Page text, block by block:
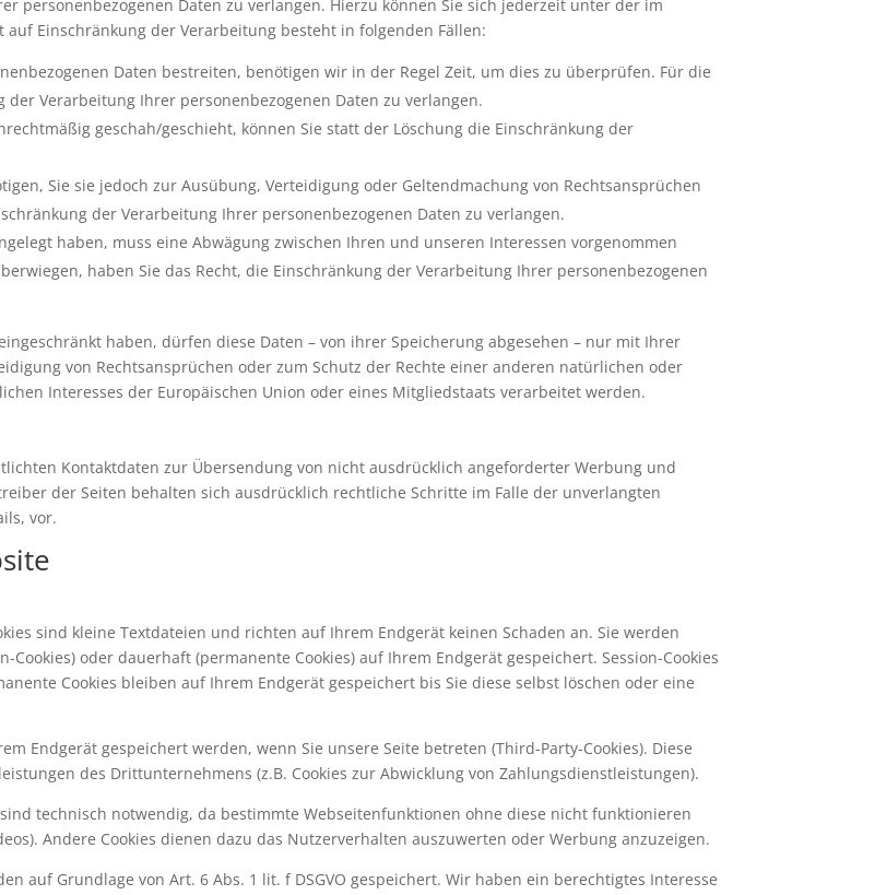
personenbezogenen Daten zu verlangen. Hierzu können Sie sich jederzeit unter der im
Einschränkung der Verarbeitung besteht in folgenden Fällen:
Daten bestreiten, benötigen wir in der Regel Zeit, um dies zu überprüfen. Für die
Verarbeitung Ihrer personenbezogenen Daten zu verlangen.
geschah/geschieht, können Sie statt der Löschung die Einschränkung der
Sie sie jedoch zur Ausübung, Verteidigung oder Geltendmachung von Rechtsansprüchen
der Verarbeitung Ihrer personenbezogenen Daten zu verlangen.
haben, muss eine Abwägung zwischen Ihren und unseren Interessen vorgenommen
haben Sie das Recht, die Einschränkung der Verarbeitung Ihrer personenbezogenen
haben, dürfen diese Daten – von ihrer Speicherung abgesehen – nur mit Ihrer
von Rechtsansprüchen oder zum Schutz der Rechte einer anderen natürlichen oder
Interesses der Europäischen Union oder eines Mitgliedstaats verarbeitet werden.
Kontaktdaten zur Übersendung von nicht ausdrücklich angeforderter Werbung und
der Seiten behalten sich ausdrücklich rechtliche Schritte im Falle der unverlangten
vor.
sind kleine Textdateien und richten auf Ihrem Endgerät keinen Schaden an. Sie werden
oder dauerhaft (permanente Cookies) auf Ihrem Endgerät gespeichert. Session-Cookies
Cookies bleiben auf Ihrem Endgerät gespeichert bis Sie diese selbst löschen oder eine
Endgerät gespeichert werden, wenn Sie unsere Seite betreten (Third-Party-Cookies). Diese
des Drittunternehmens (z.B. Cookies zur Abwicklung von Zahlungsdienstleistungen).
technisch notwendig, da bestimmte Webseitenfunktionen ohne diese nicht funktionieren
Andere Cookies dienen dazu das Nutzerverhalten auszuwerten oder Werbung anzuzeigen.
auf Grundlage von Art. 6 Abs. 1 lit. f DSGVO gespeichert. Wir haben ein berechtigtes Interesse